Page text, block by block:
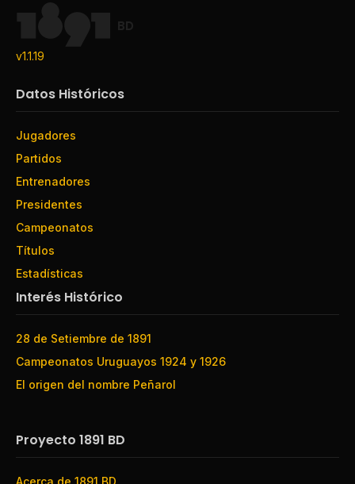
BD
v1.1.19
Datos Históricos
Jugadores
Partidos
Entrenadores
Presidentes
Campeonatos
Títulos
Estadísticas
Interés Histórico
28 de Setiembre de 1891
Campeonatos Uruguayos 1924 y 1926
El origen del nombre Peñarol
Proyecto 1891 BD
Acerca de 1891 BD